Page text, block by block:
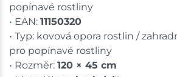
popínavé rostliny
• EAN: 11150320
• Typ: kovová opora rostlin /
pro popínavé rostliny
• Rozměr: 120 × 45 cm